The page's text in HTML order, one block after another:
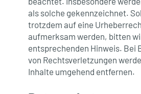
als solche gekennzeichnet.
trotzdem auf eine
aufmerksam werden, bitten
entsprechenden Hinweis. Bei
von Rechtsverletzungen
Inhalte umgehend entfernen.